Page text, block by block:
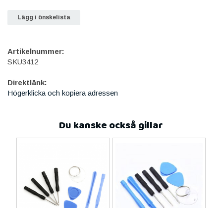
Lägg i önskelista
Artikelnummer:
SKU3412
Direktlänk:
Högerklicka och kopiera adressen
Du kanske också gillar